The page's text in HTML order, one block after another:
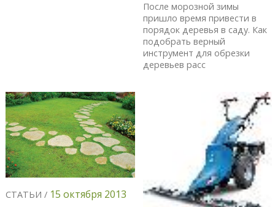
После морозной зимы
пришло время привести в
порядок деревья в саду. Как
подобрать верный
инструмент для обрезки
деревьев расс
СТАТЬИ / 15 октября 2013